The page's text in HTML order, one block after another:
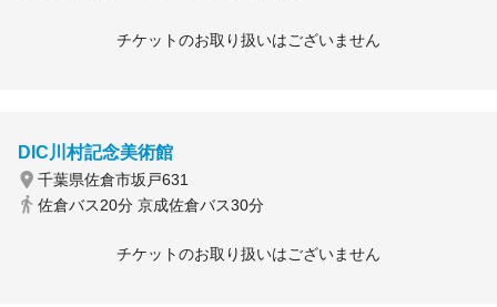
チケットのお取り扱いはございません
DIC川村記念美術館
千葉県佐倉市坂戸631
佐倉バス20分 京成佐倉バス30分
チケットのお取り扱いはございません